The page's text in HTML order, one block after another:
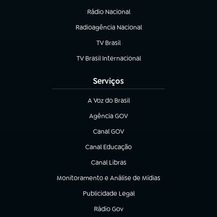
Rádio Nacional
Radioagência Nacional
(abre em nova aba)
TV Brasil
(abre em nova aba)
TV Brasil Internacional
(abre em nova aba)
Serviços
A Voz do Brasil
(abre em nova aba)
Agência GOV
(abre em nova aba)
Canal GOV
(abre em nova aba)
Canal Educação
(abre em nova aba)
Canal Libras
(abre em nova aba)
Monitoramento e Análise de Mídias
(abre em nova aba)
Publicidade Legal
(abre em nova aba)
Rádio Gov
(abre em nova aba)